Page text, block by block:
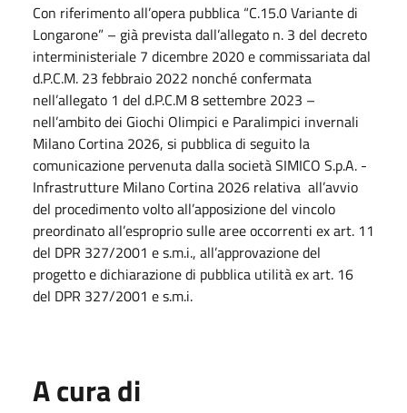
Con riferimento all’opera pubblica “C.15.0 Variante di
Longarone” – già prevista dall’allegato n. 3 del decreto
interministeriale 7 dicembre 2020 e commissariata dal
d.P.C.M. 23 febbraio 2022 nonché confermata
nell’allegato 1 del d.P.C.M 8 settembre 2023 –
nell’ambito dei Giochi Olimpici e Paralimpici invernali
Milano Cortina 2026, si pubblica di seguito la
comunicazione pervenuta dalla società SIMICO S.p.A. -
Infrastrutture Milano Cortina 2026 relativa all’avvio
del procedimento volto all’apposizione del vincolo
preordinato all’esproprio sulle aree occorrenti ex art. 11
del DPR 327/2001 e s.m.i., all’approvazione del
progetto e dichiarazione di pubblica utilità ex art. 16
del DPR 327/2001 e s.m.i.
A cura di